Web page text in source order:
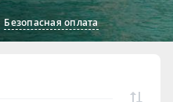
Безопасная оплата